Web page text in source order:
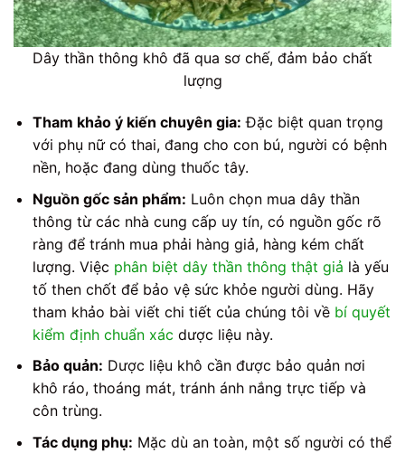
Dây thần thông khô đã qua sơ chế, đảm bảo chất
lượng
Tham khảo ý kiến chuyên gia: Đặc biệt quan trọng
với phụ nữ có thai, đang cho con bú, người có bệnh
nền, hoặc đang dùng thuốc tây.
Nguồn gốc sản phẩm: Luôn chọn mua dây thần
thông từ các nhà cung cấp uy tín, có nguồn gốc rõ
ràng để tránh mua phải hàng giả, hàng kém chất
lượng. Việc phân biệt dây thần thông thật giả là yếu
tố then chốt để bảo vệ sức khỏe người dùng. Hãy
tham khảo bài viết chi tiết của chúng tôi về bí quyết
kiểm định chuẩn xác dược liệu này.
Bảo quản: Dược liệu khô cần được bảo quản nơi
khô ráo, thoáng mát, tránh ánh nắng trực tiếp và
côn trùng.
Tác dụng phụ: Mặc dù an toàn, một số người có thể